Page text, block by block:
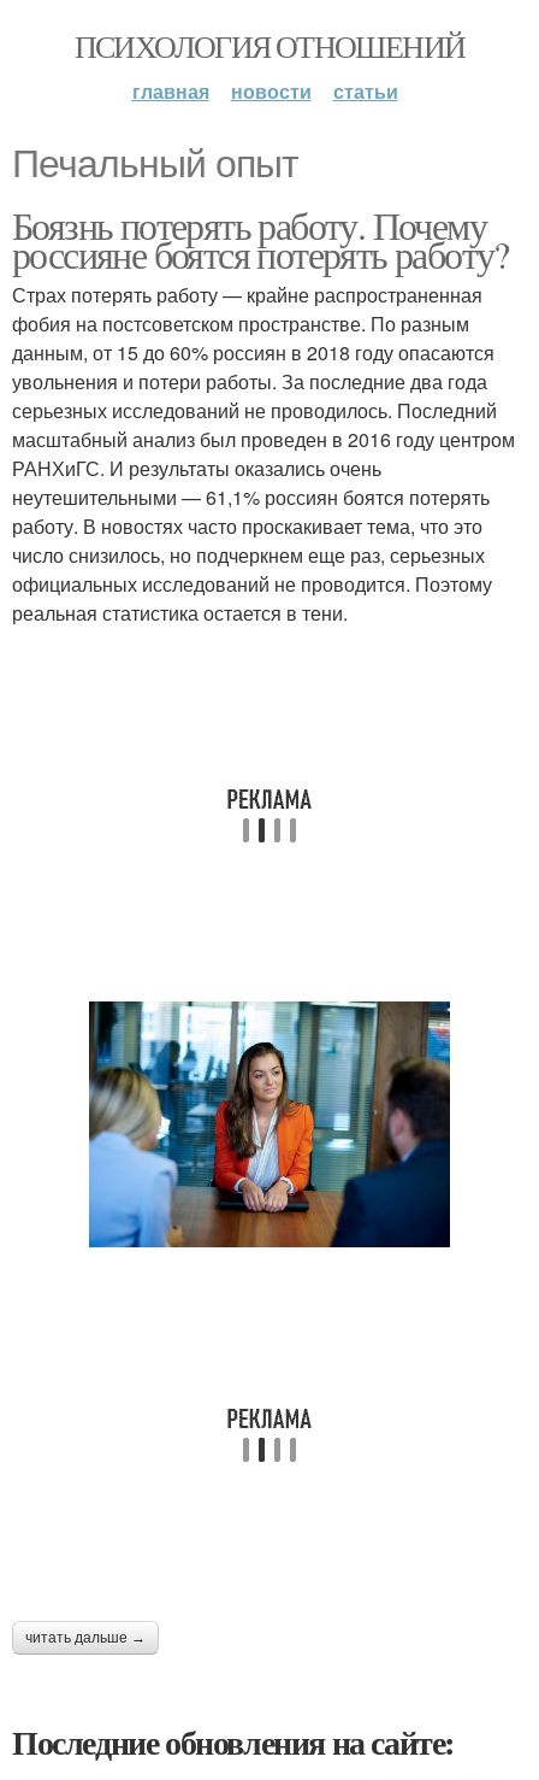
ПСИХОЛОГИЯ ОТНОШЕНИЙ
главная новости статьи
Печальный опыт
Боязнь потерять работу. Почему
россияне боятся потерять работу?
Страх потерять работу — крайне распространенная
фобия на постсоветском пространстве. По разным
данным, от 15 до 60% россиян в 2018 году опасаются
увольнения и потери работы. За последние два года
серьезных исследований не проводилось. Последний
масштабный анализ был проведен в 2016 году центром
РАНХиГС. И результаты оказались очень
неутешительными — 61,1% россиян боятся потерять
работу. В новостях часто проскакивает тема, что это
число снизилось, но подчеркнем еще раз, серьезных
официальных исследований не проводится. Поэтому
реальная статистика остается в тени.
читать дальше →
Последние обновления на сайте: